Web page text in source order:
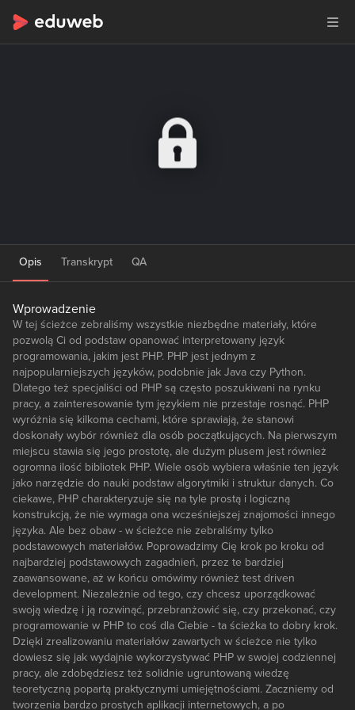
Opis Transkrypt QA
Wprowadzenie
W tej ścieżce zebraliśmy wszystkie niezbędne materiały, które
pozwolą Ci od podstaw opanować interpretowany język
programowania, jakim jest PHP. PHP jest jednym z
najpopularniejszych języków, podobnie jak Java czy Python.
Dlatego też specjaliści od PHP są często poszukiwani na rynku
pracy, a zainteresowanie tym językiem nie przestaje rosnąć. PHP
wyróżnia się kilkoma cechami, które sprawiają, że stanowi
doskonały wybór również dla osób początkujących. Na pierwszym
miejscu stawia się jego prostotę, ale dużym plusem jest również
ogromna ilość bibliotek PHP. Wiele osób wybiera właśnie ten język
jako narzędzie do nauki podstaw algorytmiki i struktur danych. Co
ciekawe, PHP charakteryzuje się na tyle prostą i logiczną
konstrukcją, że nie wymaga ona wcześniejszej znajomości innego
języka. Ale bez obaw - w ścieżce nie zebraliśmy tylko
podstawowych materiałów. Poprowadzimy Cię krok po kroku od
najbardziej podstawowych zagadnień, przez te bardziej
zaawansowane, aż w końcu omówimy również test driven
development. Niezależnie od tego, czy chcesz uporządkować
swoją wiedzę i ją rozwinąć, przebranżowić się, czy przekonać, czy
programowanie w PHP to coś dla Ciebie - ta ścieżka to dobry krok.
Dzięki zrealizowaniu materiałów zawartych w ścieżce nie tylko
dowiesz się jak wydajnie wykorzystywać PHP w swojej codziennej
pracy, ale zdobędziesz też solidnie ugruntowaną wiedzę
teoretyczną popartą praktycznymi umiejętnościami. Zaczniemy od
tworzenia bardzo prostych aplikacji internetowych, a po